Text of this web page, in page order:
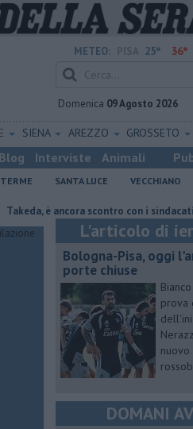
METEO: 25° 36°
Domenica 09 Agosto 2026
SIENA AREZZO GROSSETO
Blog Interviste Animali
SANTA LUCE VECCHIANO
scontro con i sindacati
L'articolo di
Bologna-Pisa, oggi
porte chiuse
prova
nuovo
DOMANI